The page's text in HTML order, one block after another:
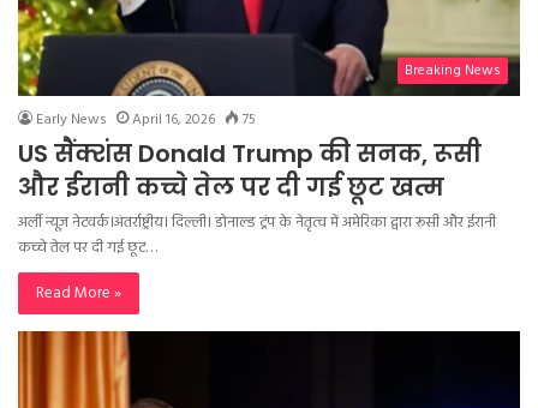
Breaking News
Early News April 16, 2026 75
US सैंक्शंस Donald Trump की सनक, रूसी
और ईरानी कच्चे तेल पर दी गई छूट खत्म
अर्ली न्यूज़ नेटवर्क।अंतर्राष्ट्रीय। दिल्ली। डोनाल्ड ट्रंप के नेतृत्व में अमेरिका द्वारा रूसी और ईरानी
कच्चे तेल पर दी गई छूट…
Read More »